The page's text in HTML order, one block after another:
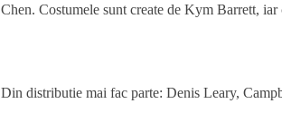
Chen. Costumele sunt create de Kym Barrett, iar
Din distributie mai fac parte: Denis Leary,